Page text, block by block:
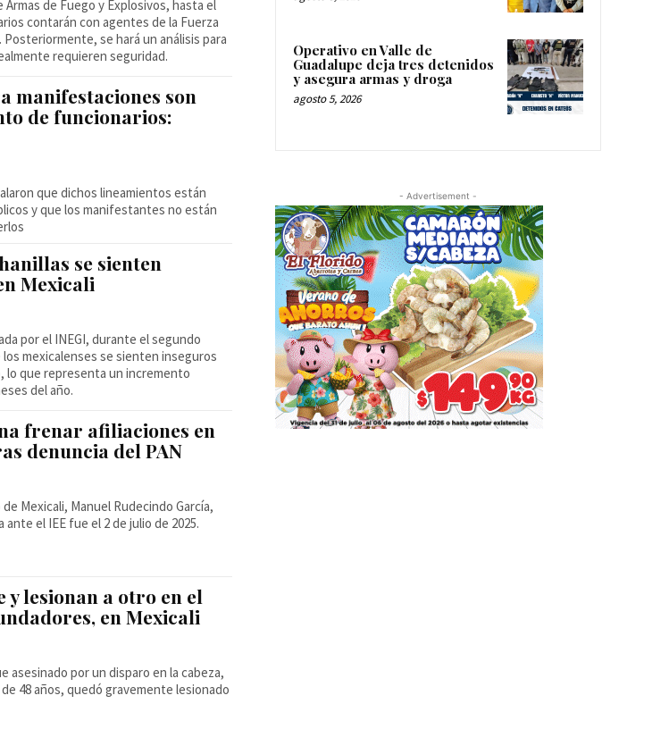
Armas de Fuego y Explosivos, hasta el
contarán con agentes de la Fuerza
se hará un análisis para
requieren seguridad.
manifestaciones son
de funcionarios:
que dichos lineamientos están
y que los manifestantes no están
se sienten
Mexicali
por el INEGI, durante el segundo
los mexicalenses se sienten inseguros
lo que representa un incremento
del año.
frenar afiliaciones en
denuncia del PAN
Mexicali, Manuel Rudecindo García,
el IEE fue el 2 de julio de 2025.
y lesionan a otro en el
en Mexicali
asesinado por un disparo en la cabeza,
48 años, quedó gravemente lesionado
Operativo en Valle de
Guadalupe deja tres detenidos
y asegura armas y droga
agosto 5, 2026
- Advertisement -